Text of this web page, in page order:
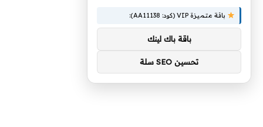
باقة متميزة VIP (كود: AA11138):
باقة باك لينك
تحسين SEO سلة